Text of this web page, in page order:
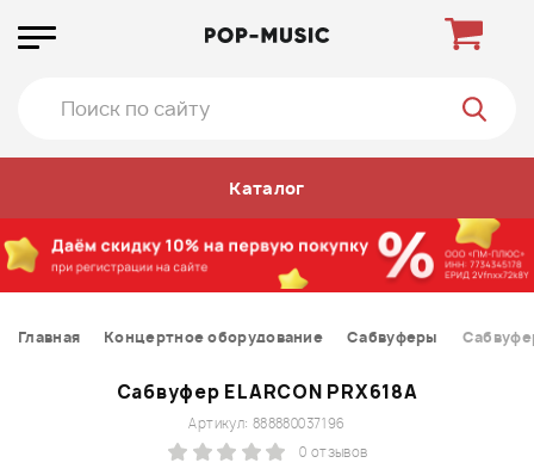
Каталог
Главная Концертное оборудование Сабвуферы
Сабвуфер ELARCON PRX618A
Артикул: 888880037196
0 отзывов